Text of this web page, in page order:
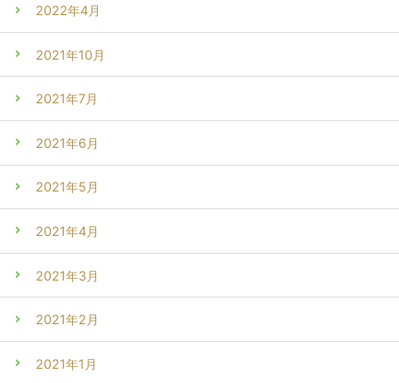
2022年4月
2021年10月
2021年7月
2021年6月
2021年5月
2021年4月
2021年3月
2021年2月
2021年1月